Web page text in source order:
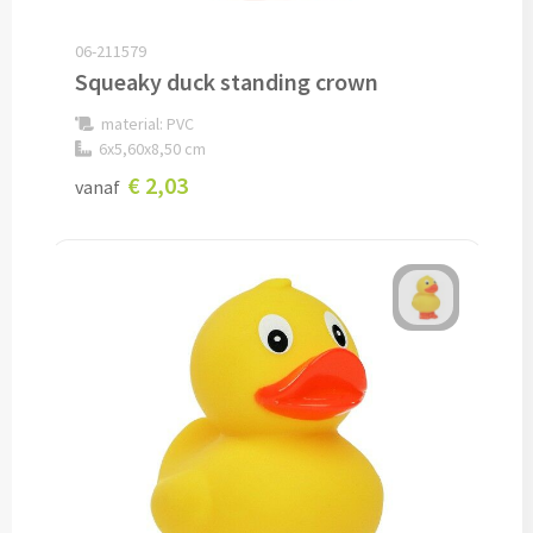
Veiligheidshesjes kinderen bedrukken
Alle auto artikelen
Fietslampjes bedrukken
Fietsbellen bedrukken
Fietstassen bedrukken
Lampjes & Reflectoren bedrukken
06-211579
Squeaky duck standing crown
material: PVC
6x5,60x8,50 cm
vanaf € 2,03